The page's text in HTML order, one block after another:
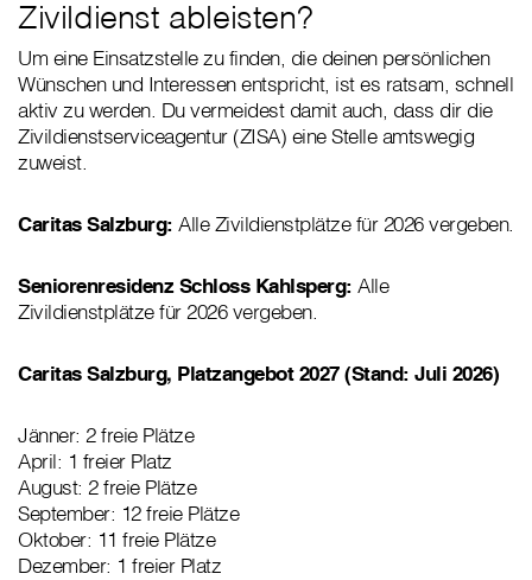
Zivildienst ableisten?
Um eine Einsatzstelle zu finden, die deinen persönlichen
Wünschen und Interessen entspricht, ist es ratsam, schnell
aktiv zu werden. Du vermeidest damit auch, dass dir die
Zivildienstserviceagentur (ZISA) eine Stelle amtswegig
zuweist.
Caritas Salzburg: Alle Zivildienstplätze für 2026 vergeben.
Seniorenresidenz Schloss Kahlsperg: Alle
Zivildienstplätze für 2026 vergeben.
Caritas Salzburg, Platzangebot 2027 (Stand: Juli 2026)
Jänner: 2 freie Plätze
April: 1 freier Platz
August: 2 freie Plätze
September: 12 freie Plätze
Oktober: 11 freie Plätze
Dezember: 1 freier Platz